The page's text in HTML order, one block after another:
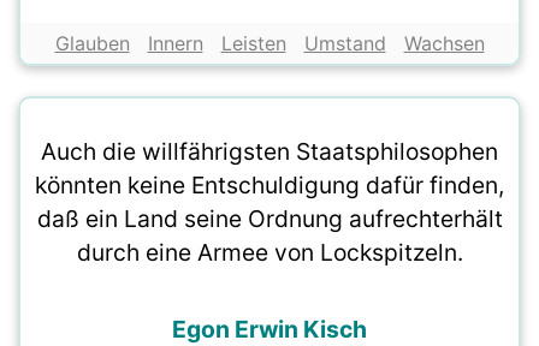
Glauben Innern Leisten Umstand Wachsen
Auch die willfährigsten Staatsphilosophen
könnten keine Entschuldigung dafür finden,
daß ein Land seine Ordnung aufrechterhält
durch eine Armee von Lockspitzeln.
Egon Erwin Kisch